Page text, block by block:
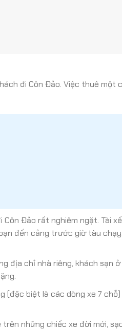
đi Côn Đảo. Việc thuê một
Đảo rất nghiêm ngặt. Tài
đến cảng trước giờ tàu
địa chỉ nhà riêng, khách sạn ở
(đặc biệt là các dòng xe 7
những chiếc xe đời mới,